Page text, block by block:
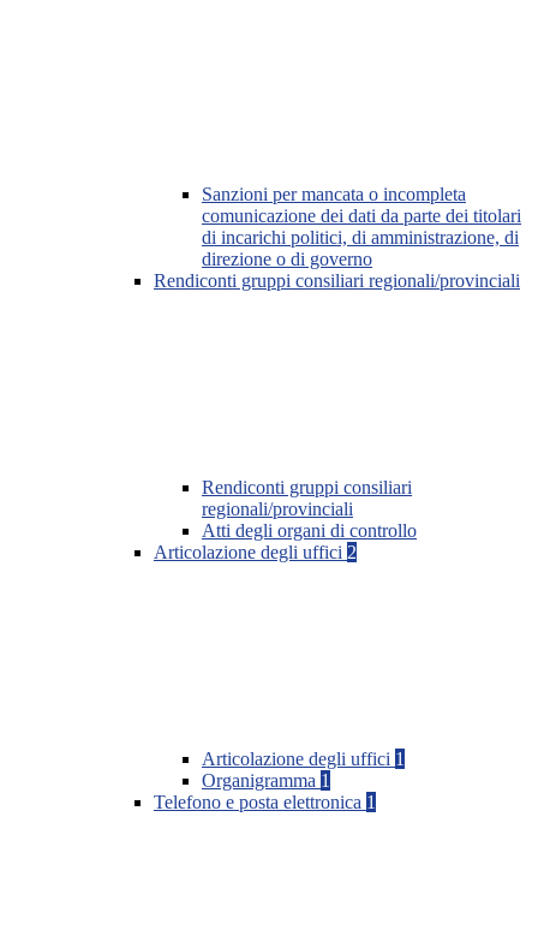
Sanzioni per mancata o incompleta
comunicazione dei dati da parte dei titolari
di incarichi politici, di amministrazione, di
direzione o di governo
Rendiconti gruppi consiliari regionali/provinciali
Rendiconti gruppi consiliari
regionali/provinciali
Atti degli organi di controllo
Articolazione degli uffici 2
Articolazione degli uffici 1
Organigramma 1
Telefono e posta elettronica 1